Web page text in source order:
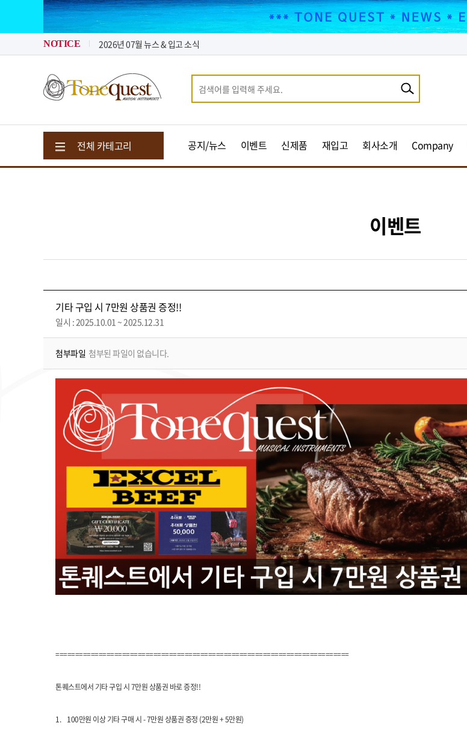
NOTICE
2026년 07월 뉴스 & 입고 소식
톤퀘스트가 "퀵 비용" 지원해 드립니다.
전체 카테고리 공지/뉴스 이벤트 신제품 재입고 회사소개 Company
이벤트
기타 구입 시 7만원 상품권 증정!!
일시 : 2025.10.01 ~ 2025.12.31
첨부파일 첨부된 파일이 없습니다.
===========================================================================
톤퀘스트에서 기타 구입 시 7만원 상품권 바로 증정!!
1.
100만원 이상 기타 구매 시 - 7만원 상품권 증정 (2만원 + 5만원)